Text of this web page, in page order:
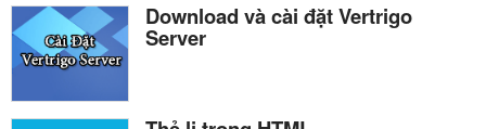
Download và cài đặt Vertrigo
Server